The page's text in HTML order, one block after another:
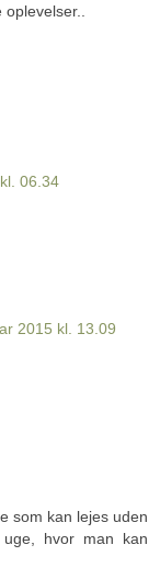
06.34
2015 kl. 13.09
som kan lejes uden
hvor man kan